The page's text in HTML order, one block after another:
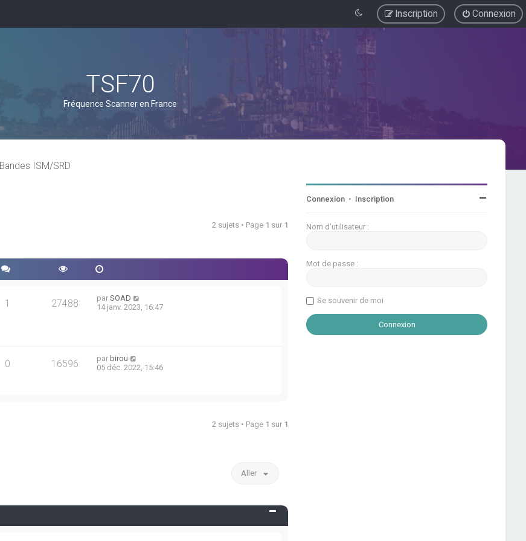
Connexion
Inscription
TSF70
Fréquence Scanner en France
Bandes ISM/SRD
2 sujets • Page 1 sur 1
1 27488
parSOAD
14 janv. 2023, 16:47
0 16596
par birou
05 déc. 2022, 15:46
2 sujets • Page 1 sur 1
Aller
Connexion • Inscription
Nom d’utilisateur :
Mot de passe :
Se souvenir de moi